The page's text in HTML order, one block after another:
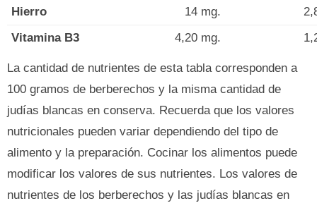
Hierro
14 mg.
Vitamina B3
4,20 mg.
La cantidad de nutrientes de esta tabla corresponden a
100 gramos de berberechos y la misma cantidad de
judías blancas en conserva. Recuerda que los valores
nutricionales pueden variar dependiendo del tipo de
alimento y la preparación. Cocinar los alimentos puede
modificar los valores de sus nutrientes. Los valores de
nutrientes de los berberechos y las judías blancas en